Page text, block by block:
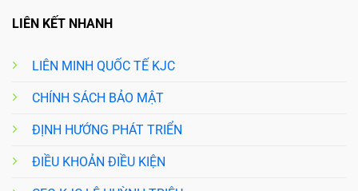
LIÊN KẾT NHANH
LIÊN MINH QUỐC TẾ KJC
CHÍNH SÁCH BẢO MẬT
ĐỊNH HƯỚNG PHÁT TRIỂN
ĐIỀU KHOẢN ĐIỀU KIỆN